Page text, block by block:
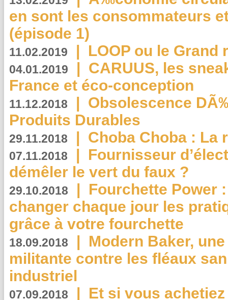
en sont les consommateurs
(épisode 1)
11.02.2019 | LOOP ou le Grand
04.01.2019 | CARUUS, les
France et éco-conception
11.12.2018 | Obsolescence
Produits Durables
29.11.2018 | Choba Choba : La
07.11.2018 | Fournisseur
démêler le vert du faux ?
29.10.2018 | Fourchette Power
changer chaque jour les
grâce à votre fourchette
18.09.2018 | Modern Baker,
militante contre les fléaux
industriel
07.09.2018 | Et si vous